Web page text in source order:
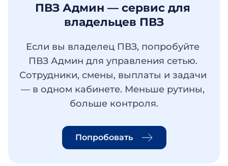
ПВЗ Админ — сервис для
владельцев ПВЗ
Если вы владелец ПВЗ, попробуйте
ПВЗ Админ для управления сетью.
Сотрудники, смены, выплаты и задачи
— в одном кабинете. Меньше рутины,
больше контроля.
Попробовать